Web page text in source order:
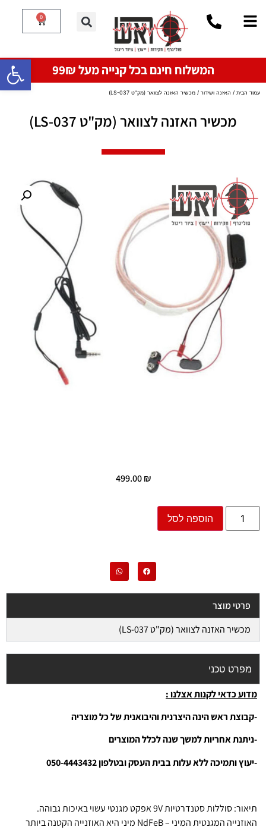
פתח
0
המשלוח חינם בכל קנייה מעל 99₪
עמוד הבית / האזנה ושידור / מכשיר האזנה לצוואר (מק"ט LS-037)
מכשיר האזנה לצוואר (מק"ט LS-037)
499.00₪
הוספה לסל
פרטי מוצר
מכשיר האזנה לצוואר (מק"ט LS-037)
מפרט טכני
מדוע כדאי לקנות אצלנו :
-קבוצת ראש הינה היצרנית והיבואנית של כל מוצריה
-ניתנת אחריות למשך שנה לכלל המוצרים
-יעוץ ותמיכה ללא עלות בבית העסק ובטלפון 050-4443432
תיאור: סוללות סטנדרטיות 9V אפקט מגנטי עשוי באיכות גבוהה.
האוזנייה המגנטית המיני – NdFeB מיני היא האוזנייה הקטנה ביותר